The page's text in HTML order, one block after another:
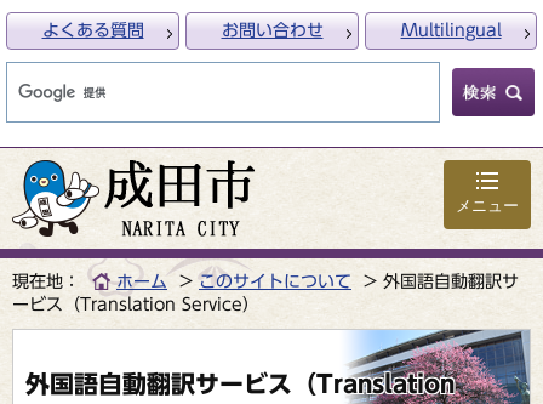
メニュー
よくある質問 お問い合わせ Multilingual
現在地： ホーム このサイトについて
外国語自動翻訳サ
ービス（Translation Service）
外国語自動翻訳サービス（Translation